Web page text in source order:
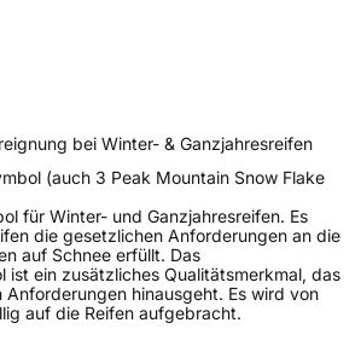
bei Winter- & Ganzjahresreifen
(auch 3 Peak Mountain Snow Flake
für Winter- und Ganzjahresreifen. Es
die gesetzlichen Anforderungen an die
auf Schnee erfüllt. Das
ist ein zusätzliches Qualitätsmerkmal, das
hinausgeht. Es wird von
auf die Reifen aufgebracht.